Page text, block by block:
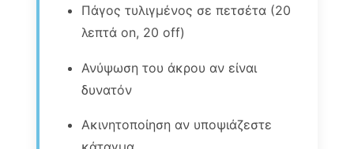
Πάγος τυλιγμένος σε πετσέτα (20
λεπτά on, 20 off)
Ανύψωση του άκρου αν είναι
δυνατόν
Ακινητοποίηση αν υποψιάζεστε